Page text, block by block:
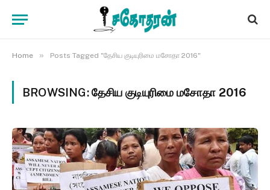
Home » Posts Tagged "தேசிய குடியுரிமை மசோதா 2016"
BROWSING:தேசிய குடியுரிமை மசோதா 2016